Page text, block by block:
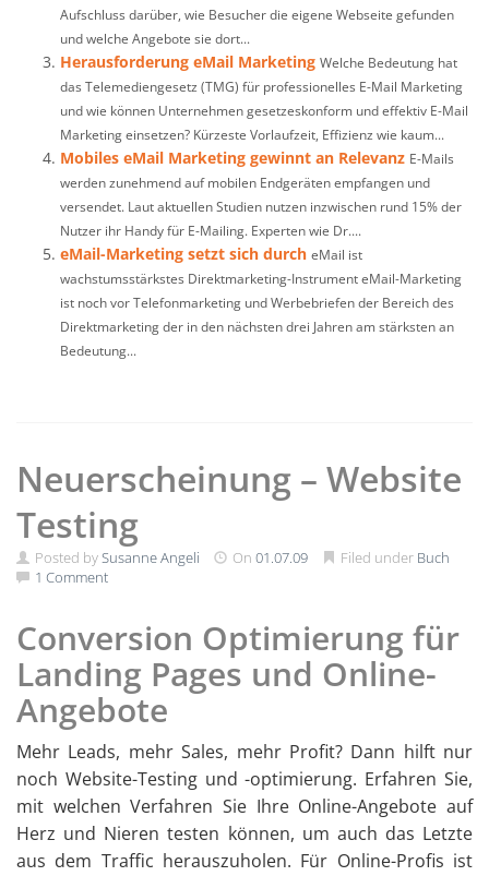
Aufschluss darüber, wie Besucher die eigene Webseite gefunden
und welche Angebote sie dort...
Herausforderung eMail Marketing Welche Bedeutung hat
das Telemediengesetz (TMG) für professionelles E-Mail Marketing
und wie können Unternehmen gesetzeskonform und effektiv E-Mail
Marketing einsetzen? Kürzeste Vorlaufzeit, Effizienz wie kaum...
Mobiles eMail Marketing gewinnt an Relevanz E-Mails
werden zunehmend auf mobilen Endgeräten empfangen und
versendet. Laut aktuellen Studien nutzen inzwischen rund 15% der
Nutzer ihr Handy für E-Mailing. Experten wie Dr....
eMail-Marketing setzt sich durch eMail ist
wachstumsstärkstes Direktmarketing-Instrument eMail-Marketing
ist noch vor Telefonmarketing und Werbebriefen der Bereich des
Direktmarketing der in den nächsten drei Jahren am stärksten an
Bedeutung...
Neuerscheinung – Website
Testing
Posted bySusanne Angeli On 01.07.09 Filed under Buch
1 Comment
Conversion Optimierung für
Landing Pages und Online-
Angebote
Mehr Leads, mehr Sales, mehr Profit? Dann hilft nur
noch Website-Testing und -optimierung. Erfahren Sie,
mit welchen Verfahren Sie Ihre Online-Angebote auf
Herz und Nieren testen können, um auch das Letzte
aus dem Traffic herauszuholen. Für Online-Profis ist